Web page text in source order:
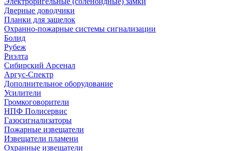
Дверные доводчики
Планки для защелок
Охранно-пожарные системы сигнализации
Болид
Рубеж
Риэлта
Сибирский Арсенал
Аргус-Спектр
Дополнительное оборудование
Усилители
Громкоговорители
НПФ Полисервис
Газосигнализаторы
Пожарные извещатели
Извещатели пламени
Охранные извещатели